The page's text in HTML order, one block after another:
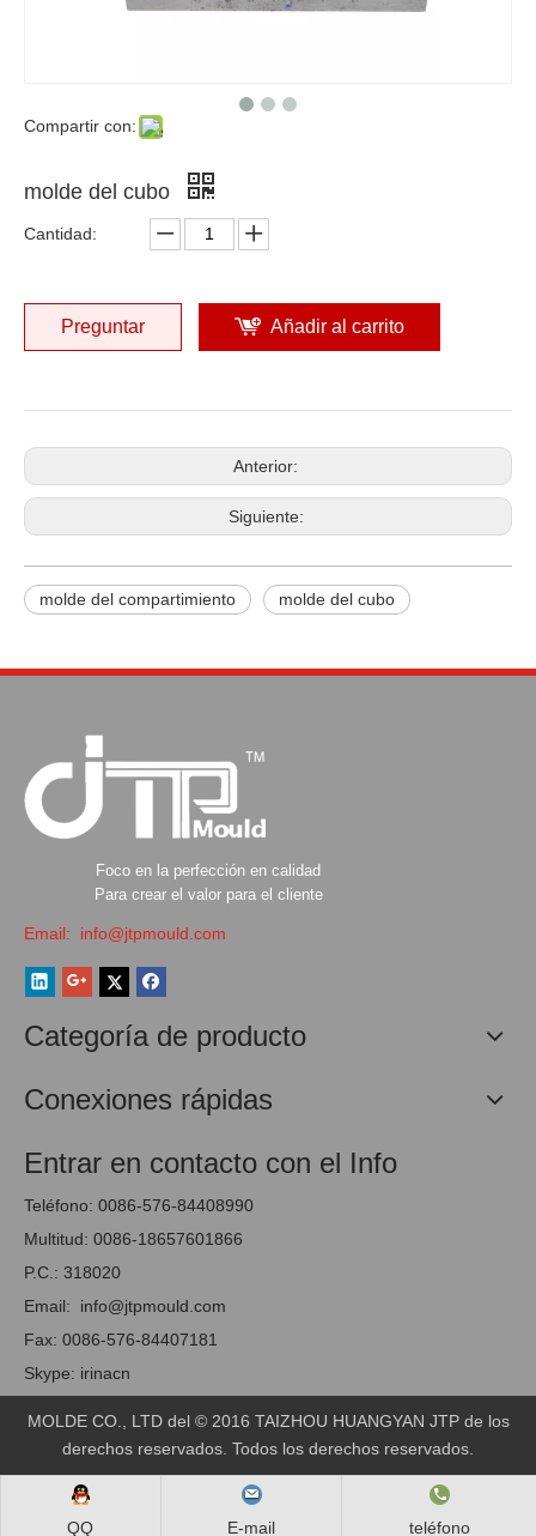
Compartir con:
molde del cubo
Cantidad:
Preguntar Añadir al carrito
Anterior:
Siguiente:
molde del compartimiento molde del cubo
QQ E-mail teléfono
Foco en la perfección en calidad
Para crear el valor para el cliente
Email: info@jtpmould.com
Categoría de producto
Conexiones rápidas
Entrar en contacto con el Info
Teléfono: 0086-576-84408990
Multitud: 0086-18657601866
P.C.: 318020
Email: info@jtpmould.com
Fax: 0086-576-84407181
Skype: irinacn
MOLDE CO., LTD del © 2016 TAIZHOU HUANGYAN JTP de los
derechos reservados . Todos los derechos reservados.